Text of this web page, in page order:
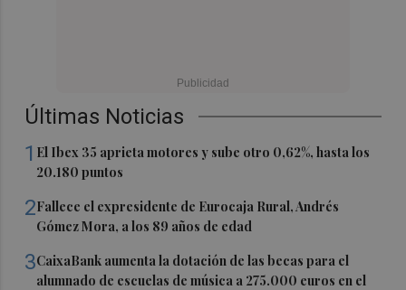
Últimas Noticias
1 El Ibex 35 aprieta motores y sube otro 0,62%, hasta los
20.180 puntos
2Fallece el expresidente de Eurocaja Rural, Andrés
Gómez Mora, a los 89 años de edad
3CaixaBank aumenta la dotación de las becas para el
alumnado de escuelas de música a 275.000 euros en el